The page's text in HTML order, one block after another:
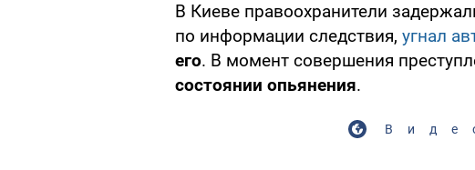
В Киеве правоохранители
по информации следствия, угнал
его. В момент совершения
состоянии опьянения.